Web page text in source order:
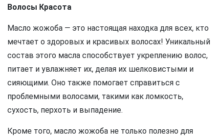
Волосы Красота
Масло жожоба — это настоящая находка для всех, кто
мечтает о здоровых и красивых волосах! Уникальный
состав этого масла способствует укреплению волос,
питает и увлажняет их, делая их шелковистыми и
сияющими. Оно также помогает справиться с
проблемными волосами, такими как ломкость,
сухость, перхоть и выпадение.
Кроме того, масло жожоба не только полезно для